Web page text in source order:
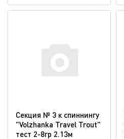
Секция № 3 к спиннингу
"Volzhanka Travel Trout"
тест 2-8гр 2.13м